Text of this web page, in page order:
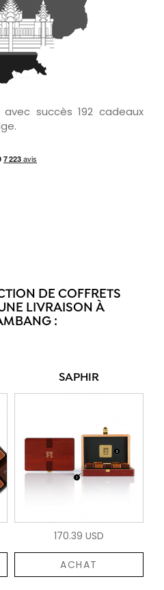
succès 192 cadeaux
DE COFFRETS
LIVRAISON À
:
SAPHIR
170.39 USD
ACHAT